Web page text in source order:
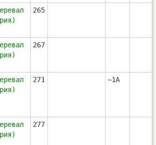
265
267
271 ~1А
277